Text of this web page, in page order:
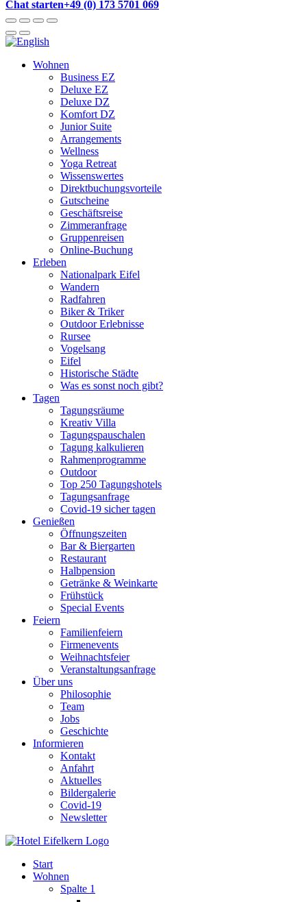
Chat starten+49 (0) 173 5701 069
Wohnen
Business EZ
Deluxe EZ
Deluxe DZ
Komfort DZ
Junior Suite
Arrangements
Wellness
Yoga Retreat
Wissenswertes
Direktbuchungsvorteile
Gutscheine
Geschäftsreise
Zimmeranfrage
Gruppenreisen
Online-Buchung
Erleben
Nationalpark Eifel
Wandern
Radfahren
Biker & Triker
Outdoor Erlebnisse
Rursee
Vogelsang
Eifel
Historische Städte
Was es sonst noch gibt?
Tagen
Tagungsräume
Kreativ Villa
Tagungspauschalen
Tagung kalkulieren
Rahmenprogramme
Outdoor
Top 250 Tagungshotels
Tagungsanfrage
Covid-19 sicher tagen
Genießen
Öffnungszeiten
Bar & Biergarten
Restaurant
Halbpension
Getränke & Weinkarte
Frühstück
Special Events
Feiern
Familienfeiern
Firmenevents
Weihnachtsfeier
Veranstaltungsanfrage
Über uns
Philosophie
Team
Jobs
Geschichte
Informieren
Kontakt
Anfahrt
Aktuelles
Bildergalerie
Covid-19
Newsletter
Start
Wohnen
Spalte 1